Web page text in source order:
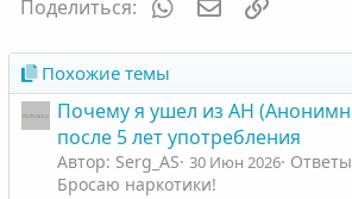
в
н
й
г
о
н
й
о
Поделиться:
Похожие темы
Почему я ушел из АН
после 5 лет употребления
Автор: Serg_AS 30 Июн 2026
Бросаю наркотики!